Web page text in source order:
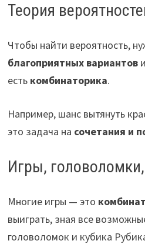
Теория
Чтобы найти вероятность,
благоприятных вариантови
есть комбинаторика.
Например, шанс вытянуть
это задача на сочетания и
Игры, головоломки,
Многие игры — это
выиграть, зная все
головоломок и кубика